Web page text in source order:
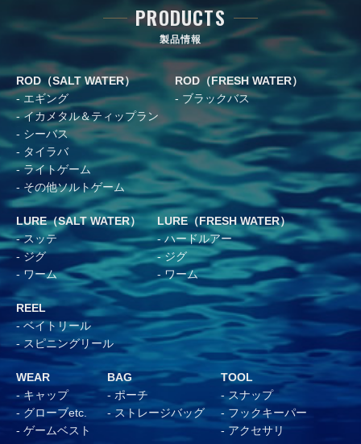
PRODUCTS
製品情報
ROD（SALT WATER）
エギング
イカメタル＆ティップラン
シーバス
タイラバ
ライトゲーム
その他ソルトゲーム
ROD（FRESH WATER）
ブラックバス
LURE（SALT WATER）
スッテ
ジグ
ワーム
LURE（FRESH WATER）
ハードルアー
ジグ
ワーム
REEL
ベイトリール
スピニングリール
WEAR
キャップ
グローブetc.
ゲームベスト
BAG
ポーチ
ストレージバッグ
TOOL
スナップ
フックキーパー
アクセサリ